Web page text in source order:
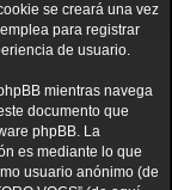
se creará una vez
para registrar
de usuario.
mientras navega
documento que
phpBB. La
es mediante lo que
usuario anónimo (de